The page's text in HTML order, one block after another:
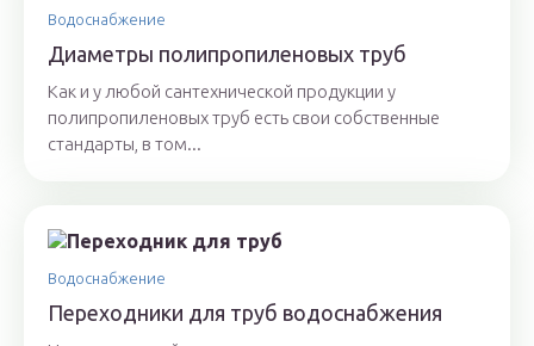
Водоснабжение
Диаметры полипропиленовых труб
Как и у любой сантехнической продукции у
полипропиленовых труб есть свои собственные
стандарты, в том...
Водоснабжение
Переходники для труб водоснабжения